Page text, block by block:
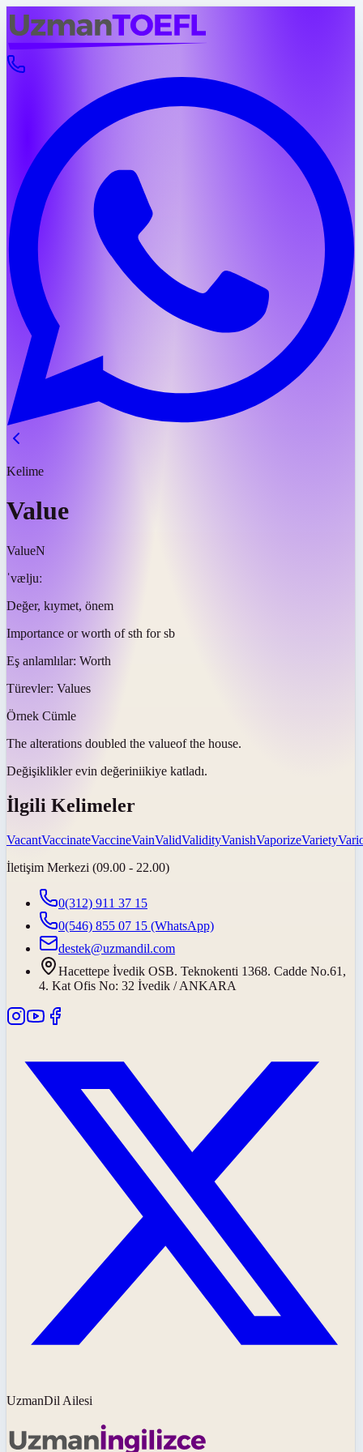
Kelime
Value
ValueN
ˈvæljuː
Değer, kıymet, önem
Importance or worth of sth for sb
Eş anlamlılar: Worth
Türevler: Values
Örnek Cümle
The alterations doubled the valueof the house.
Değişiklikler evin değeriniikiye katladı.
İlgili Kelimeler
VacantVaccinateVaccineVainValidValidityVanishVaporizeVariety
İletişim Merkezi (09.00 - 22.00)
0(312) 911 37 15
0(546) 855 07 15 (WhatsApp)
destek@uzmandil.com
Hacettepe İvedik OSB. Teknokenti 1368. Cadde No.61,
4. Kat Ofis No: 32 İvedik / ANKARA
UzmanDil Ailesi